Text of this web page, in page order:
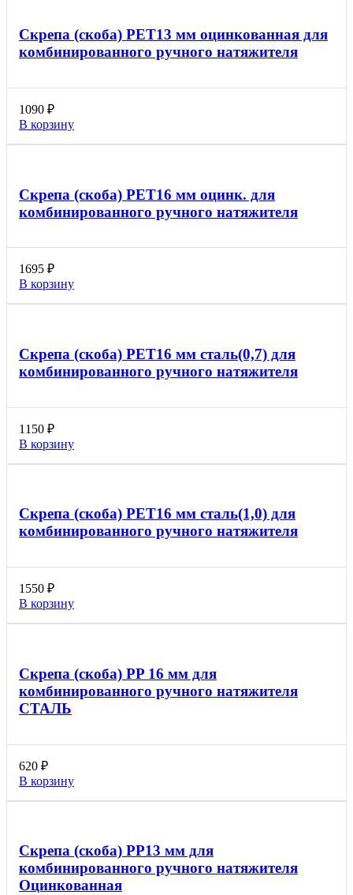
Скрепа (скоба) PET13 мм оцинкованная для
комбинированного ручного натяжителя
1090 ₽
В корзину
Скрепа (скоба) PET16 мм оцинк. для
комбинированного ручного натяжителя
1695 ₽
В корзину
Скрепа (скоба) PET16 мм сталь(0,7) для
комбинированного ручного натяжителя
1150 ₽
В корзину
Скрепа (скоба) PET16 мм сталь(1,0) для
комбинированного ручного натяжителя
1550 ₽
В корзину
Скрепа (скоба) PP 16 мм для
комбинированного ручного натяжителя
СТАЛЬ
620 ₽
В корзину
Скрепа (скоба) PP13 мм для
комбинированного ручного натяжителя
Оцинкованная